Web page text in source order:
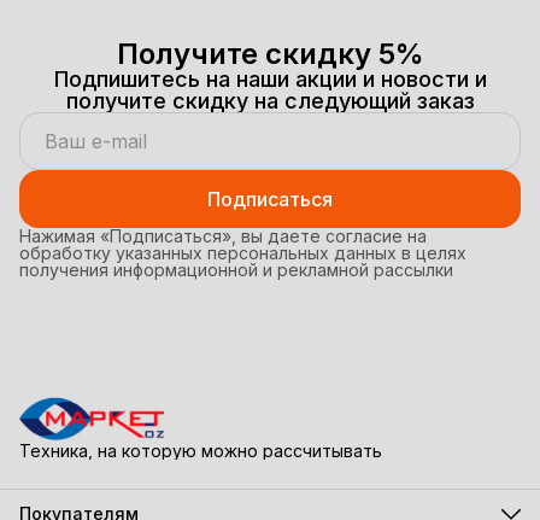
Получите скидку 5%
Подпишитесь на наши акции и новости и
получите скидку на следующий заказ
Подписаться
Нажимая «Подписаться», вы даете согласие на
обработку указанных персональных данных в целях
получения информационной и рекламной рассылки
Техника, на которую можно рассчитывать
Покупателям